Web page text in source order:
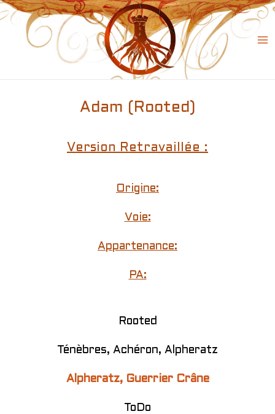
Skip
to
content
Adam (Rooted)
Version Retravaillée :
Origine:
Voie:
Appartenance:
PA:
Rooted
Ténèbres, Achéron, Alpheratz
Alpheratz, Guerrier Crâne
ToDo